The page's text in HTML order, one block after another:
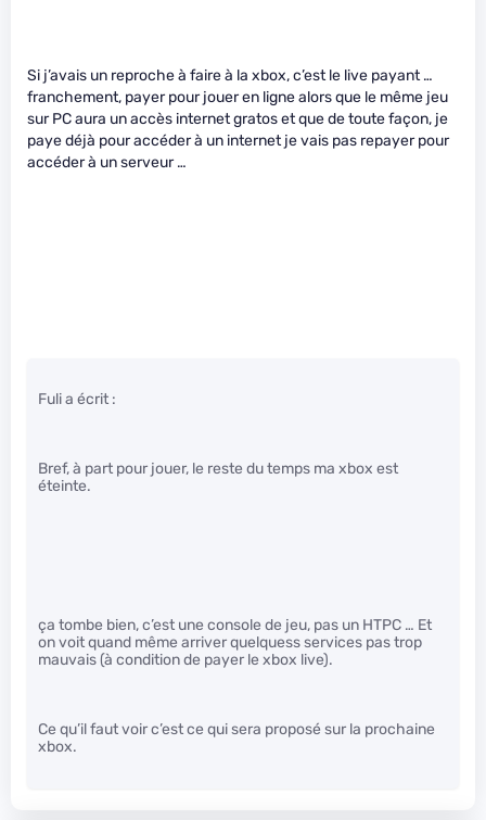
Si j’avais un reproche à faire à la xbox, c’est le live payant …
franchement, payer pour jouer en ligne alors que le même jeu
sur PC aura un accès internet gratos et que de toute façon, je
paye déjà pour accéder à un internet je vais pas repayer pour
accéder à un serveur …
Fuli a écrit :
Bref, à part pour jouer, le reste du temps ma xbox est
éteinte.
ça tombe bien, c’est une console de jeu, pas un HTPC … Et
on voit quand même arriver quelquess services pas trop
mauvais (à condition de payer le xbox live).
Ce qu’il faut voir c’est ce qui sera proposé sur la prochaine
xbox.